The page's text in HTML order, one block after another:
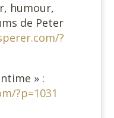
humour,
de Peter
?
» :
?p=1031